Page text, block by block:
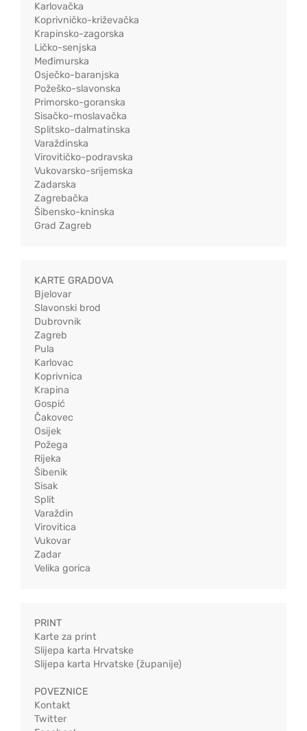
Karlovačka
Koprivničko-križevačka
Krapinsko-zagorska
Ličko-senjska
Međimurska
Osječko-baranjska
Požeško-slavonska
Primorsko-goranska
Sisačko-moslavačka
Splitsko-dalmatinska
Varaždinska
Virovitičko-podravska
Vukovarsko-srijemska
Zadarska
Zagrebačka
Šibensko-kninska
Grad Zagreb
KARTE GRADOVA
Bjelovar
Slavonski brod
Dubrovnik
Zagreb
Pula
Karlovac
Koprivnica
Krapina
Gospić
Čakovec
Osijek
Požega
Rijeka
Šibenik
Sisak
Split
Varaždin
Virovitica
Vukovar
Zadar
Velika gorica
PRINT
Karte za print
Slijepa karta Hrvatske
Slijepa karta Hrvatske (županije)
POVEZNICE
Kontakt
Twitter